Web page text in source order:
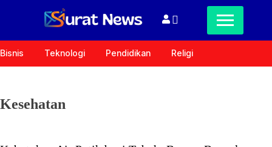
Bisnis Teknologi Pendidikan Religi
Kesehatan